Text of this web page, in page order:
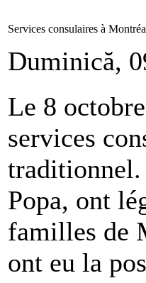
Services consulaires à
Duminică,
Le 8
services
traditionnel.
Popa, ont
familles de
ont eu la